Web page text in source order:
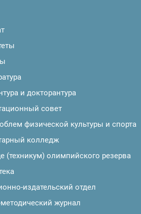
и докторантура
совет
физической культуры и спорта
колледж
(техникум) олимпийского резерва
издательский отдел
журнал